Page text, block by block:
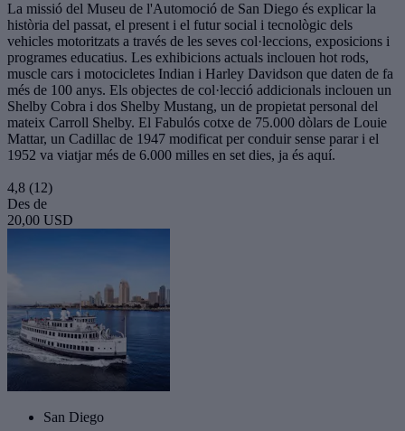
La missió del Museu de l'Automoció de San Diego és explicar la
història del passat, el present i el futur social i tecnològic dels
vehicles motoritzats a través de les seves col·leccions, exposicions i
programes educatius. Les exhibicions actuals inclouen hot rods,
muscle cars i motocicletes Indian i Harley Davidson que daten de fa
més de 100 anys. Els objectes de col·lecció addicionals inclouen un
Shelby Cobra i dos Shelby Mustang, un de propietat personal del
mateix Carroll Shelby. El Fabulós cotxe de 75.000 dòlars de Louie
Mattar, un Cadillac de 1947 modificat per conduir sense parar i el
1952 va viatjar més de 6.000 milles en set dies, ja és aquí.
4,8 (12)
Des de
20,00 USD
San Diego